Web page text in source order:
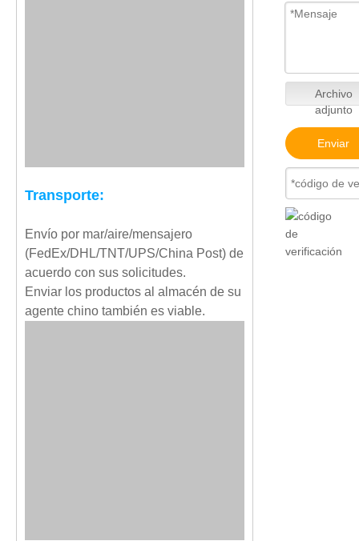
Transporte:
Envío por mar/aire/mensajero
(FedEx/DHL/TNT/UPS/China Post) de
acuerdo con sus solicitudes.
Enviar los productos al almacén de su
agente chino también es viable.
Archivo
adjunto
Enviar